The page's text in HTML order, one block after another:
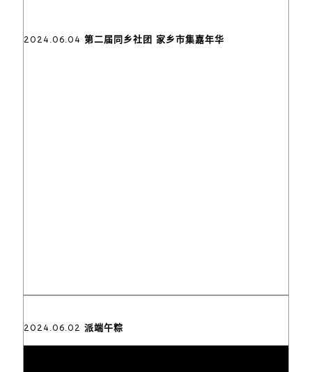
2024.06.04 第二届同乡社团 家乡市集嘉年华
2024.06.02 派端午粽